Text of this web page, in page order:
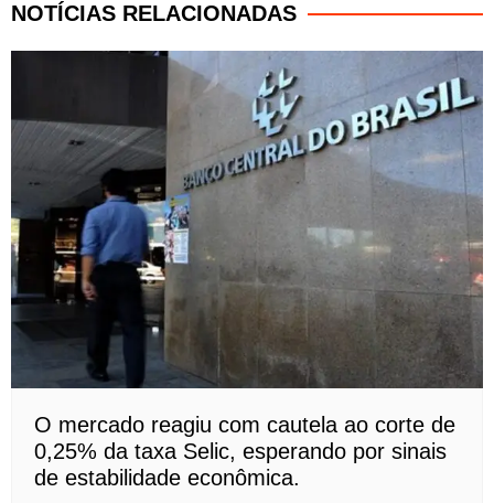
NOTÍCIAS RELACIONADAS
O mercado reagiu com cautela ao corte de
0,25% da taxa Selic, esperando por sinais
de estabilidade econômica.